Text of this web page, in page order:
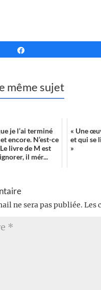
même sujet
je l’ai terminé
encore. N’est-ce
livre de M est
il mér...
« Une
et qui se
»
ne sera pas publiée. Les